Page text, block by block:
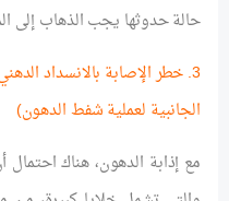
حالة حدوثها يجب الذهاب إلى
3. خطر الإصابة بالانسداد
الجانبية لعملية شفط الدهون)
مع إذابة الدهون، هناك